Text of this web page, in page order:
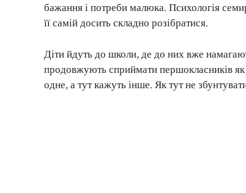
бажання і потреби малюка. Психологія
її самій досить складно розібратися.
Діти йдуть до школи, де до них вже
продовжують сприймати першокласників
одне, а тут кажуть інше. Як тут не